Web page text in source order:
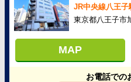
JR中央線八王子
東京都八王子市
MAP
お電話での